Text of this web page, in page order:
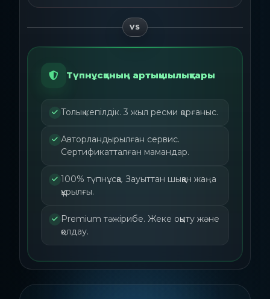
VS
Түпнұсқаның артықшылықтары
Толық кепілдік. 3 жыл ресми қорғаныс.
Авторландырылған сервис.
Сертификатталған мамандар.
100% түпнұсқа. Зауыттан шыққан жаңа
құрылғы.
Premium тәжірибе. Жеке оқыту және
қолдау.